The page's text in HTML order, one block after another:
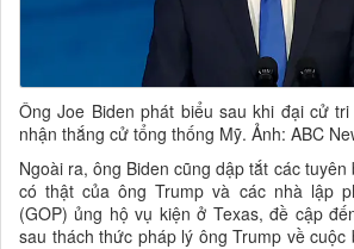
Ông Joe Biden phát biểu sau khi đại cử
nhận thắng cử tổng thống Mỹ. Ảnh: ABC
Ngoài ra, ông Biden cũng dập tắt các
có thật của ông Trump và các nhà lập
(GOP) ủng hộ vụ kiện ở Texas, đề cập
sau thách thức pháp lý ông Trump về